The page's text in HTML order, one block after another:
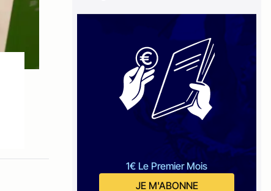
1€ Le Premier Mois
JE M'ABONNE